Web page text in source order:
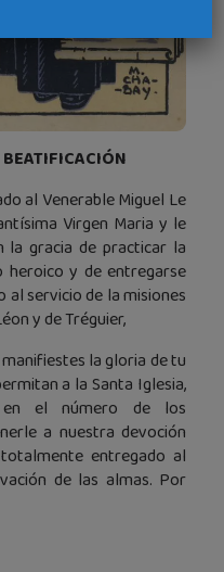
al Venerable Miguel Le
Virgen Maria y le
la gracia de practicar la
heroico y de entregarse
servicio de la misiones
y de Tréguier,
la gloria de tu
a la Santa Iglesia,
en el número de los
a nuestra devoción
entregado al
de las almas. Por